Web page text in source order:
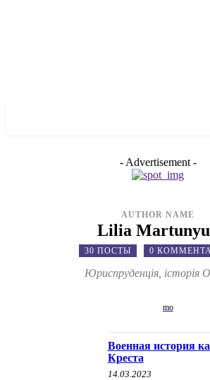
- Advertisement -
AUTHOR NAME
Lilia
30 ПОСТЫ 0
Юриспруденція, історія
Военная история
Креста
14.03.2023